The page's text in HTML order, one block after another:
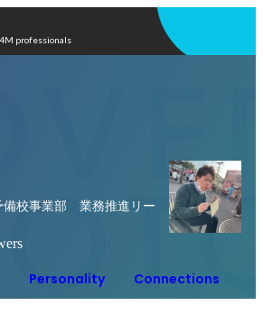
professionals
備校事業部 業務推進リー
Personality Connections